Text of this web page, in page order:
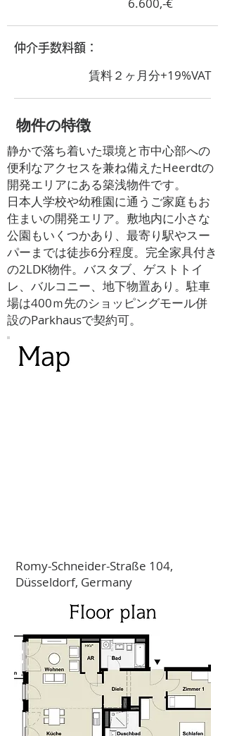
​仲介手数料額：
賃料２ヶ月分+19%VAT
​物件の特徴
静かで落ち着いた環境と市中心部への
便利なアクセスを兼ね備えたHeerdtの
開発エリアにある築浅物件です。
日本人学校や幼稚園に通うご家庭もお
住まいの開発エリア。敷地内に小さな
公園もいくつかあり、最寄り駅やスー
パーまでは徒歩6分程度。完全家具付き
の2LDK物件。バスタブ、ゲストトイ
レ、バルコニー、地下物置あり。駐車
場は400ｍ先のショッピングモール併
設のParkhausで契約可。
Romy-Schneider-Straße 104,
Düsseldorf, Germany